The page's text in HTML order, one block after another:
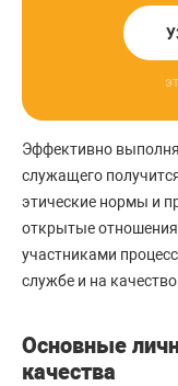
Эффективно
служащего
этические нормы и
открытые
участниками
службе и на
Основные
качества